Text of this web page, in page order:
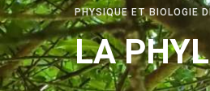
PHYSIQUE ET BIOLOGIE
LA